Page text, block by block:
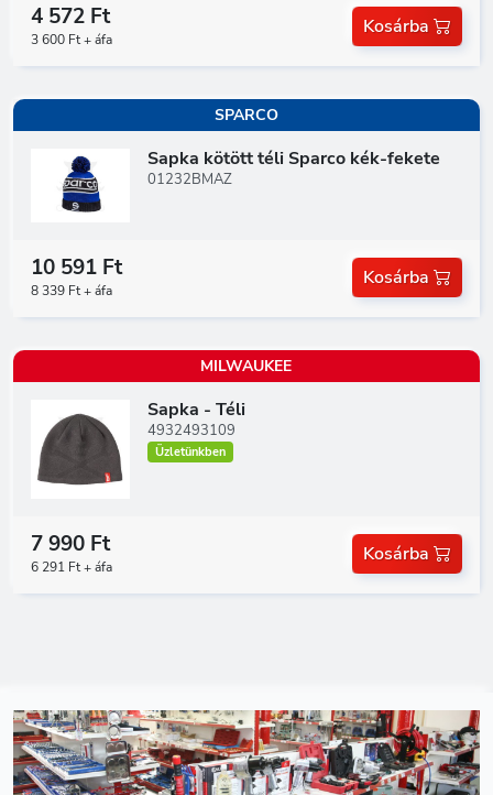
4 572 Ft
3 600 Ft + áfa
Kosárba
SPARCO
Sapka kötött téli Sparco kék-fekete
01232BMAZ
10 591 Ft
8 339 Ft + áfa
Kosárba
MILWAUKEE
Sapka - Téli
4932493109
Üzletünkben
7 990 Ft
6 291 Ft + áfa
Kosárba